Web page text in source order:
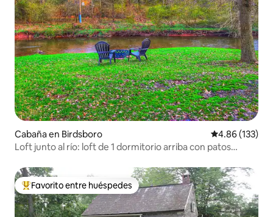
Cabaña en Birdsboro Calificación
4.86 (133)
Loft junto al río: loft de 1 dormitorio arriba con patos
De los mejores en Favorito entre huéspedes
Favorito entre huéspedes